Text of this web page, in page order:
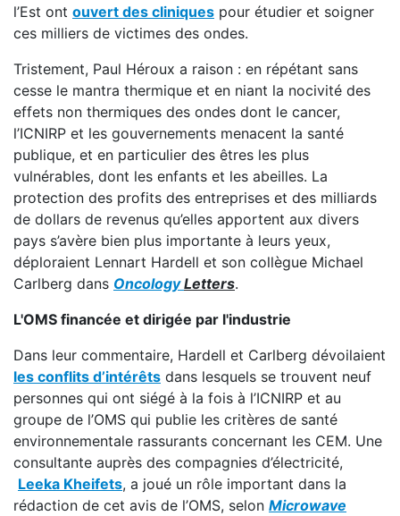
l’Est ont ouvert des cliniques pour étudier et soigner
ces milliers de victimes des ondes.
Tristement, Paul Héroux a raison : en répétant sans
cesse le mantra thermique et en niant la nocivité des
effets non thermiques des ondes dont le cancer,
l’ICNIRP et les gouvernements menacent la santé
publique, et en particulier des êtres les plus
vulnérables, dont les enfants et les abeilles. La
protection des profits des entreprises et des milliards
de dollars de revenus qu’elles apportent aux divers
pays s’avère bien plus importante à leurs yeux,
déploraient Lennart Hardell et son collègue Michael
Carlberg dans OncologyLetters.
L'OMS financée et dirigée par l'industrie
Dans leur commentaire, Hardell et Carlberg dévoilaient
les conflits d’intérêts dans lesquels se trouvent neuf
personnes qui ont siégé à la fois à l’ICNIRP et au
groupe de l’OMS qui publie les critères de santé
environnementale rassurants concernant les CEM. Une
consultante auprès des compagnies d’électricité,
Leeka Kheifets, a joué un rôle important dans la
rédaction de cet avis de l’OMS, selon Microwave